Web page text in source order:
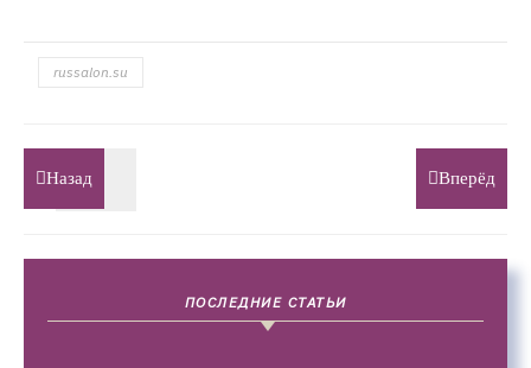
russalon.su
Назад Вперёд
ПОСЛЕДНИЕ СТАТЬИ